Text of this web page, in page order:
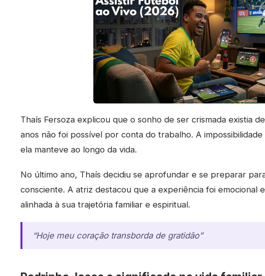
Thaís Fersoza explicou que o sonho de ser crismada existia
anos não foi possível por conta do trabalho. A
ela manteve ao longo da vida.
No último ano, Thaís decidiu se aprofundar e se preparar
consciente. A atriz destacou que a experiência foi emocional
alinhada à sua trajetória familiar e espiritual.
“Hoje meu coração transborda de gratidão”